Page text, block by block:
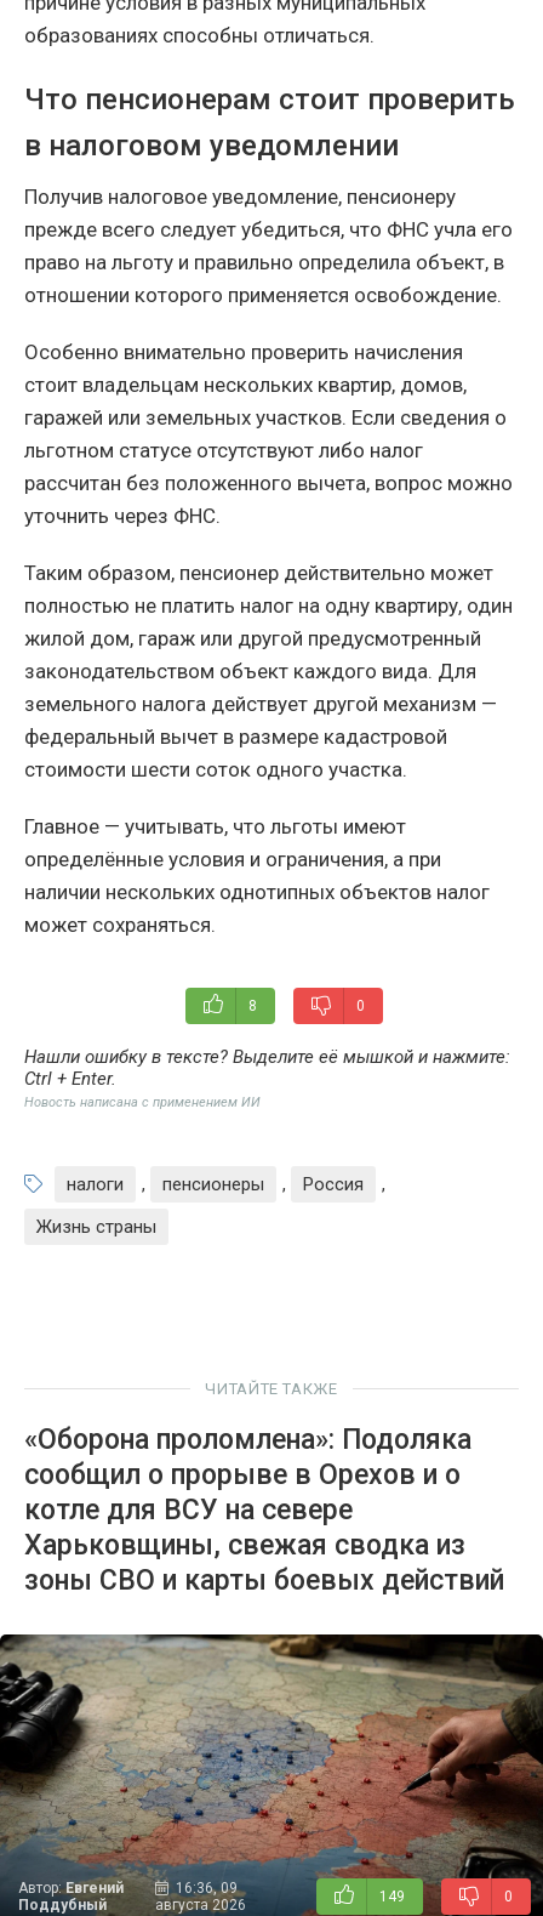
образованиях способны отличаться.
Что пенсионерам стоит проверить
в налоговом уведомлении
Получив налоговое уведомление, пенсионеру
прежде всего следует убедиться, что ФНС учла его
право на льготу и правильно определила объект, в
отношении которого применяется освобождение.
Особенно внимательно проверить начисления
стоит владельцам нескольких квартир, домов,
гаражей или земельных участков. Если сведения о
льготном статусе отсутствуют либо налог
рассчитан без положенного вычета, вопрос можно
уточнить через ФНС.
Таким образом, пенсионер действительно может
полностью не платить налог на одну квартиру, один
жилой дом, гараж или другой предусмотренный
законодательством объект каждого вида. Для
земельного налога действует другой механизм —
федеральный вычет в размере кадастровой
стоимости шести соток одного участка.
Главное — учитывать, что льготы имеют
определённые условия и ограничения, а при
наличии нескольких однотипных объектов налог
может сохраняться.
8 0
Нашли ошибку в тексте? Выделите её мышкой и нажмите:
Ctrl + Enter.
Новость написана с применением ИИ
налоги , пенсионеры , Россия
,
Жизнь страны
ЧИТАЙТЕ ТАКЖЕ
«Оборона проломлена»: Подоляка
сообщил о прорыве в Орехов и о
котле для ВСУ на севере
Харьковщины, свежая сводка из
зоны СВО и карты боевых действий
Автор:Евгений
Поддубный
16:36, 09
августа 2026
149 0